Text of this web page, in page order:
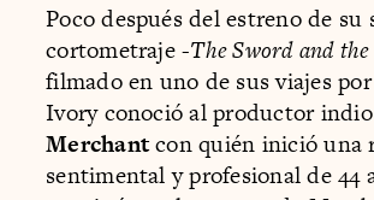
Poco después del estreno de su
cortometraje -The Sword and
filmado en uno de sus viajes
Ivory conoció al productor
Merchantcon quién inició una
sentimental y profesional de 44